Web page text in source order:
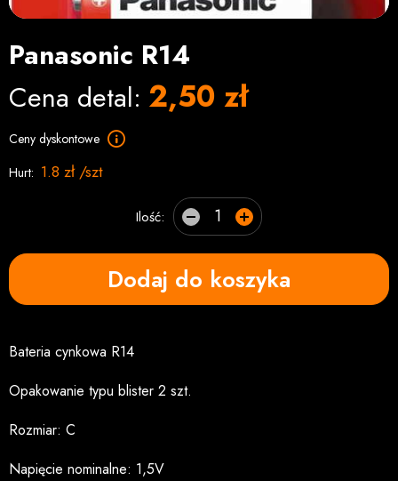
Panasonic R14
Cena detal: 2,50 zł
Ceny dyskontowe
Hurt: 1.8 zł /szt
Ilość:
Dodaj do koszyka
Bateria cynkowa R14
Opakowanie typu blister 2 szt.
Rozmiar: C
Napięcie nominalne: 1,5V